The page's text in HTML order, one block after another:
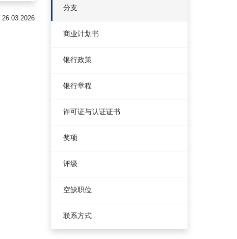
26.03.2026
分支
商业计划书
银行政策
银行章程
许可证与认证证书
奖项
评级
空缺职位
联系方式